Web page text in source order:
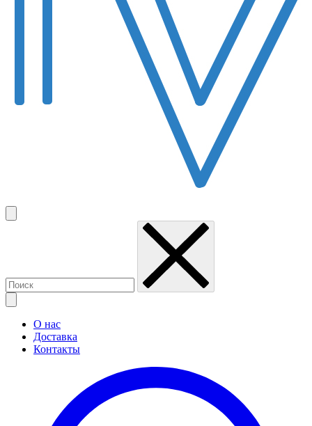
О нас
Доставка
Контакты